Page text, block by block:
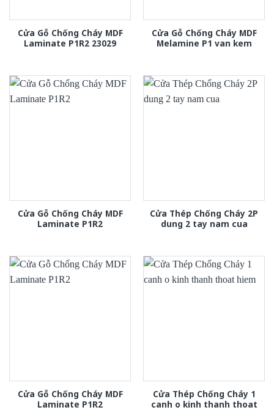
Cửa Gỗ Chống Cháy MDF
Laminate P1R2 23029
Cửa Gỗ Chống Cháy MDF
Melamine P1 van kem
Cửa Gỗ Chống Cháy MDF
Laminate P1R2
Cửa Thép Chống Cháy 2P
dung 2 tay nam cua
Cửa Gỗ Chống Cháy MDF
Laminate P1R2
Cửa Thép Chống Cháy 1
canh o kinh thanh thoat